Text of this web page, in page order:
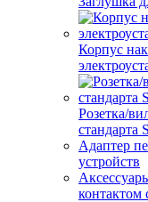
Корпус
Розетка/
стандарта
Адаптер
устройств
контактом